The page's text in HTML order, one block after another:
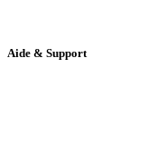
Aide & Support